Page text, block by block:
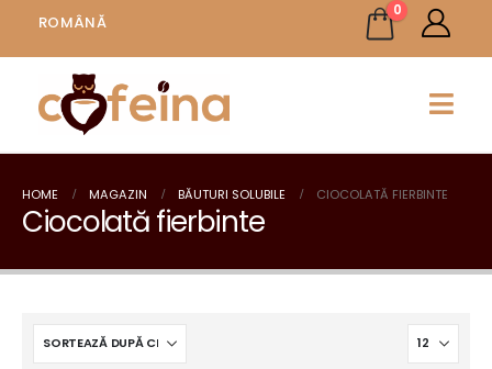
ROMÂNĂ
0
HOME MAGAZIN BĂUTURI SOLUBILE CIOCOLATĂ FIERBINTE
Ciocolată fierbinte